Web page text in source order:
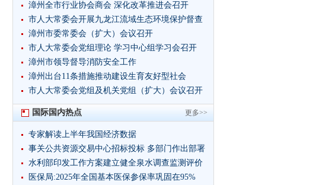
漳州全市行业协会商会 深化改革推进会召开
市人大常委会开展九龙江流域生态环境保护督查
漳州市委常委会（扩大）会议召开
市人大常委会党组理论 学习中心组学习会召开
漳州市领导督导消防安全工作
漳州出台11条措施推动建设生育友好型社会
市人大常委会党组及机关党组（扩大）会议召开
更多>>
国际国内热点
专家解读上半年我国经济数据
事关公共资源交易中心招标投标 多部门作出部署
水利部印发工作方案建立健全泉水调查监测评价
制度
医保局:2025年全国基本医保参保率巩固在95%